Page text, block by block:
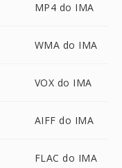
MP4 do IMA
WMA do IMA
VOX do IMA
AIFF do IMA
FLAC do IMA